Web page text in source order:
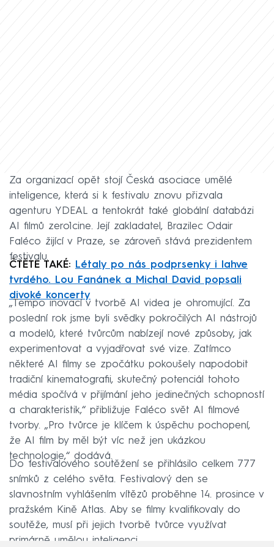
Za organizací opět stojí Česká asociace umělé
inteligence, která si k festivalu znovu přizvala
agenturu YDEAL a tentokrát také globální databázi
AI filmů zero1cine. Její zakladatel, Brazilec Odair
Faléco žijící v Praze, se zároveň stává prezidentem
festivalu.
ČTĚTE TAKÉ: Létaly po nás podprsenky i lahve
tvrdého. Lou Fanánek a Michal David popsali
divoké koncerty
„Tempo inovací v tvorbě AI videa je ohromující. Za
poslední rok jsme byli svědky pokročilých AI nástrojů
a modelů, které tvůrcům nabízejí nové způsoby, jak
experimentovat a vyjadřovat své vize. Zatímco
některé AI filmy se zpočátku pokoušely napodobit
tradiční kinematografii, skutečný potenciál tohoto
média spočívá v přijímání jeho jedinečných schopností
a charakteristik,“ přibližuje Faléco svět AI filmové
tvorby. „Pro tvůrce je klíčem k úspěchu pochopení,
že AI film by měl být víc než jen ukázkou
technologie,“ dodává.
Do festivalového soutěžení se přihlásilo celkem 777
snímků z celého světa. Festivalový den se
slavnostním vyhlášením vítězů proběhne 14. prosince v
pražském Kině Atlas. Aby se filmy kvalifikovaly do
soutěže, musí při jejich tvorbě tvůrce využívat
primárně umělou inteligenci.